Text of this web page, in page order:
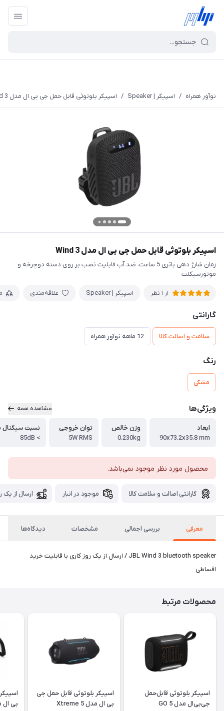
نوآور همراه / اسپیکر | Speaker / اسپیکر بلوتوثی قابل حمل جی بی ال مدل Wind 3
اسپیکر بلوتوثی قابل حمل جی بی ال مدل Wind 3
زمان شارژ دهی باتری 5 ساعت، ضد آب قابلیت نصب بر روی دسته دوچرخه و
موتورسیکلت
از 1 نظر اسپیکر | Speaker علاقه‌مندی
گارانتی
سلامت و اصالت کالا 12 ماهه نوآور همراه
رنگ
مشکی
ویژگی‌ها مشاهده همه
ابعاد
90x73.2x35.8 mm
وزن خالص
0.230kg
توان خروجی
5W RMS
نسبت سیگنال
> 85dB
محصول مورد نظر موجود نمی‌باشد.
گارانتی اصالت و سلامت کالا موجود در انبار ارسال از یک
معرفی بررسی اجمالی مشخصات دیدگاه‌ها
JBL Wind 3 bluetooth speaker / ارسال از یک روز کاری با قابلیت خرید
اقساطی
محصولات مرتبط
اسپیکر بلوتوثی قابل‌حمل
جی‌بی‌ال مدل GO 5
اسپیکر بلوتوثی قابل حمل جی
بی ال مدل Xtreme 5